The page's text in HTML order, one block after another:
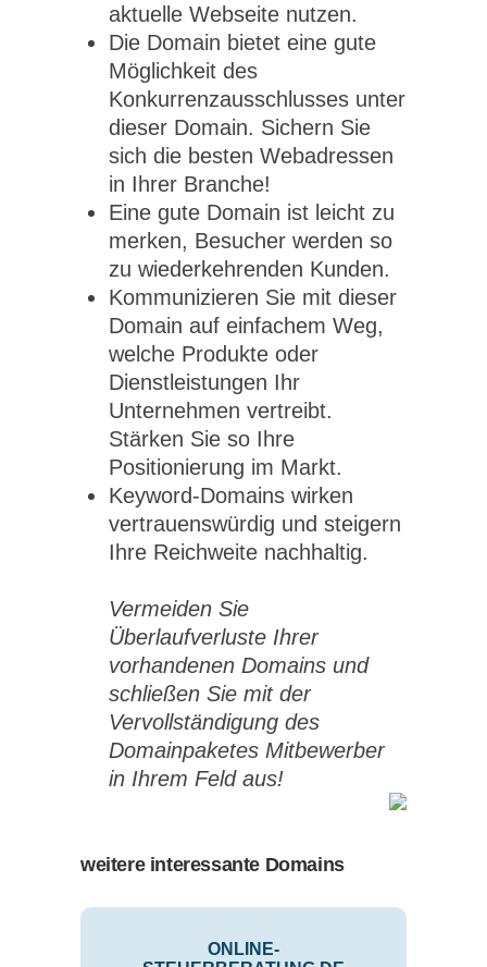
aktuelle Webseite nutzen.
Die Domain bietet eine gute
Möglichkeit des
Konkurrenzausschlusses unter
dieser Domain. Sichern Sie
sich die besten Webadressen
in Ihrer Branche!
Eine gute Domain ist leicht zu
merken, Besucher werden so
zu wiederkehrenden Kunden.
Kommunizieren Sie mit dieser
Domain auf einfachem Weg,
welche Produkte oder
Dienstleistungen Ihr
Unternehmen vertreibt.
Stärken Sie so Ihre
Positionierung im Markt.
Keyword-Domains wirken
vertrauenswürdig und steigern
Ihre Reichweite nachhaltig.
Vermeiden Sie
Überlaufverluste Ihrer
vorhandenen Domains und
schließen Sie mit der
Vervollständigung des
Domainpaketes Mitbewerber
in Ihrem Feld aus!
weitere interessante Domains
ONLINE-